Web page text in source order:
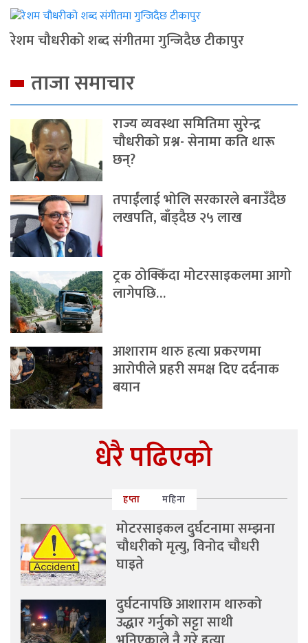
रेशम चौधरीको शब्द संगीतमा गुन्जिदैछ टीकापुर
ताजा समाचार
राज्य व्यवस्था समितिमा सुरेन्द्र
चौधरीको प्रश्न- सेनामा कति थारू
छन्?
तपाईंलाई भोलि सरकारले बनाउँदैछ
लखपति, बाँड्दैछ २५ लाख
ट्रक ठोक्किँदा मोटरसाइकलमा आगो
लागेपछि…
आशाराम थारु हत्या प्रकरणमा
आरोपीले प्रहरी समक्ष दिए दर्दनाक
बयान
धेरै पढिएको
हप्ता महिना
मोटरसाइकल दुर्घटनामा सम्झना
चौधरीको मृत्यु, विनोद चौधरी
घाइते
दुर्घटनापछि आशाराम थारुको
उद्धार गर्नुको सट्टा साथी